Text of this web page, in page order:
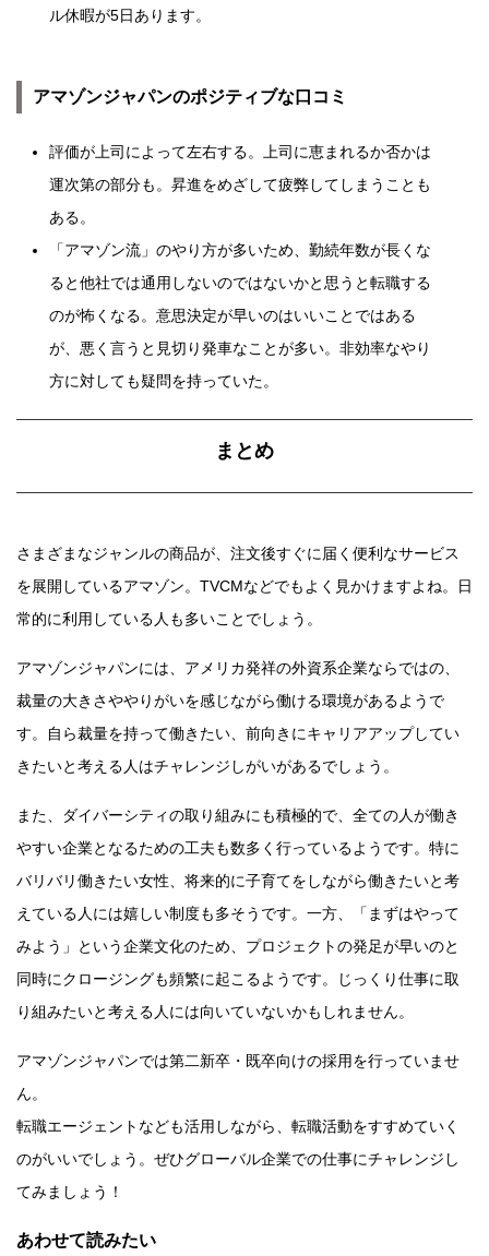
ル休暇が5日あります。
アマゾンジャパンのポジティブな口コミ
評価が上司によって左右する。上司に恵まれるか否かは
運次第の部分も。昇進をめざして疲弊してしまうことも
ある。
「アマゾン流」のやり方が多いため、勤続年数が長くな
ると他社では通用しないのではないかと思うと転職する
のが怖くなる。意思決定が早いのはいいことではある
が、悪く言うと見切り発車なことが多い。非効率なやり
方に対しても疑問を持っていた。
まとめ
さまざまなジャンルの商品が、注文後すぐに届く便利なサービス
を展開しているアマゾン。TVCMなどでもよく見かけますよね。日
常的に利用している人も多いことでしょう。
アマゾンジャパンには、アメリカ発祥の外資系企業ならではの、
裁量の大きさややりがいを感じながら働ける環境があるようで
す。自ら裁量を持って働きたい、前向きにキャリアアップしてい
きたいと考える人はチャレンジしがいがあるでしょう。
また、ダイバーシティの取り組みにも積極的で、全ての人が働き
やすい企業となるための工夫も数多く行っているようです。特に
バリバリ働きたい女性、将来的に子育てをしながら働きたいと考
えている人には嬉しい制度も多そうです。一方、「まずはやって
みよう」という企業文化のため、プロジェクトの発足が早いのと
同時にクロージングも頻繁に起こるようです。じっくり仕事に取
り組みたいと考える人には向いていないかもしれません。
アマゾンジャパンでは第二新卒・既卒向けの採用を行っていませ
ん。
転職エージェントなども活用しながら、転職活動をすすめていく
のがいいでしょう。ぜひグローバル企業での仕事にチャレンジし
てみましょう！
あわせて読みたい